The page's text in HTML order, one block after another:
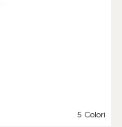
5 Colori